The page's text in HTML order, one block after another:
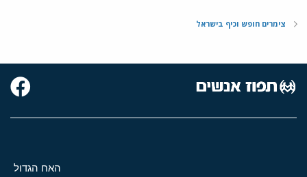
צימרים חופש וכיף בישראל
האח הגדול